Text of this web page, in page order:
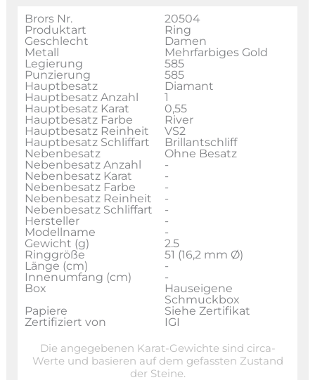
Brors Nr.
20504
Produktart
Ring
Geschlecht
Damen
Metall
Mehrfarbiges Gold
Legierung
585
Punzierung
585
Hauptbesatz
Diamant
Hauptbesatz Anzahl
1
Hauptbesatz Karat
0,55
Hauptbesatz Farbe
River
Hauptbesatz Reinheit
VS2
Hauptbesatz Schliffart
Brillantschliff
Nebenbesatz
Ohne Besatz
Nebenbesatz Anzahl
-
Nebenbesatz Karat
-
Nebenbesatz Farbe
-
Nebenbesatz Reinheit
-
Nebenbesatz Schliffart
-
Hersteller
-
Modellname
-
Gewicht (g)
2.5
Ringgröße
51 (16,2 mm Ø)
Länge (cm)
-
Innenumfang (cm)
-
Box
Hauseigene
Schmuckbox
Papiere
Siehe Zertifikat
Zertifiziert von
IGI
Die angegebenen Karat-Gewichte sind circa-
Werte und basieren auf dem gefassten Zustand
der Steine.